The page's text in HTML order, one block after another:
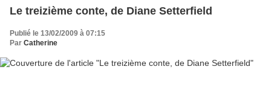
Le treizième conte, de Diane Setterfield
Publié le 13/02/2009 à 07:15
Par Catherine